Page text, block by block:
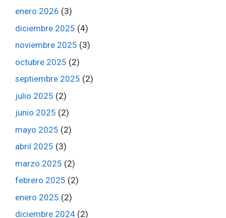
enero 2026 (3)
diciembre 2025 (4)
noviembre 2025 (3)
octubre 2025 (2)
septiembre 2025 (2)
julio 2025 (2)
junio 2025 (2)
mayo 2025 (2)
abril 2025 (3)
marzo 2025 (2)
febrero 2025 (2)
enero 2025 (2)
diciembre 2024 (2)